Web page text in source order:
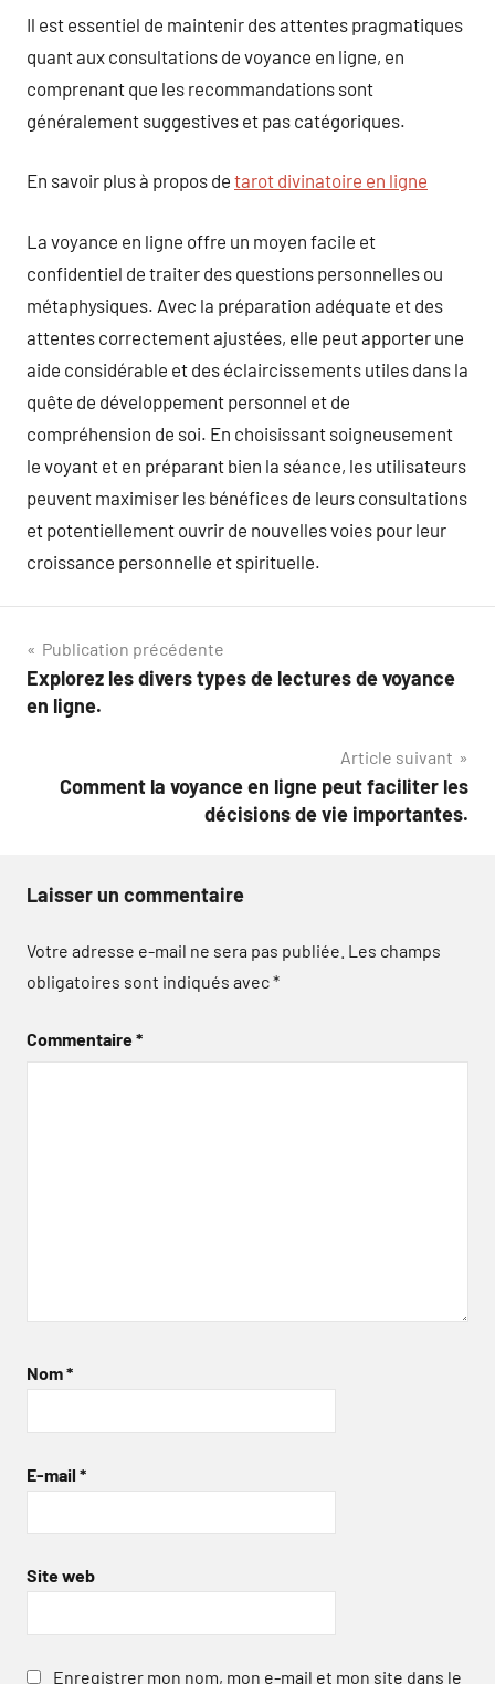
Il est essentiel de maintenir des attentes pragmatiques
quant aux consultations de voyance en ligne, en
comprenant que les recommandations sont
généralement suggestives et pas catégoriques.
En savoir plus à propos de tarot divinatoire en ligne
La voyance en ligne offre un moyen facile et
confidentiel de traiter des questions personnelles ou
métaphysiques. Avec la préparation adéquate et des
attentes correctement ajustées, elle peut apporter une
aide considérable et des éclaircissements utiles dans la
quête de développement personnel et de
compréhension de soi. En choisissant soigneusement
le voyant et en préparant bien la séance, les utilisateurs
peuvent maximiser les bénéfices de leurs consultations
et potentiellement ouvrir de nouvelles voies pour leur
croissance personnelle et spirituelle.
Navigation
de
Publication précédente
Explorez les divers types de lectures de voyance
en ligne.
Article suivant
Comment la voyance en ligne peut faciliter les
décisions de vie importantes.
Laisser un commentaire
Votre adresse e-mail ne sera pas publiée. Les champs
obligatoires sont indiqués avec*
Commentaire*
Nom*
E-mail *
Site web
Enregistrer mon nom, mon e-mail et mon site dans le